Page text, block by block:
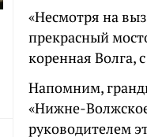
«Несмотря на
прекрасный
коренная Волга,
Напомним,
«Нижне-
руководителем